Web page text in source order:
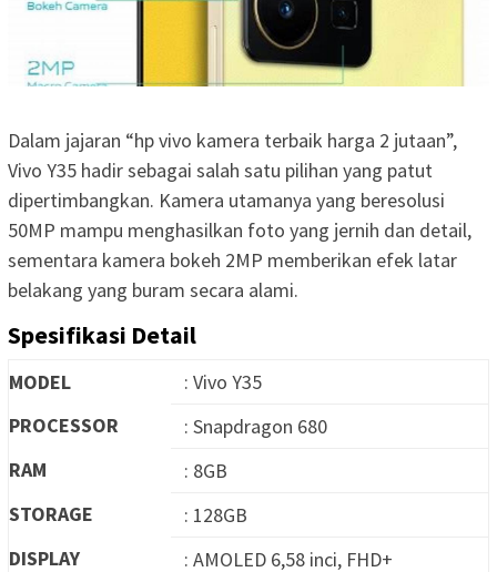
Dalam jajaran “hp vivo kamera terbaik harga 2 jutaan”,
Vivo Y35 hadir sebagai salah satu pilihan yang patut
dipertimbangkan. Kamera utamanya yang beresolusi
50MP mampu menghasilkan foto yang jernih dan detail,
sementara kamera bokeh 2MP memberikan efek latar
belakang yang buram secara alami.
Spesifikasi Detail
MODEL
: Vivo Y35
PROCESSOR
: Snapdragon 680
RAM
: 8GB
STORAGE
: 128GB
DISPLAY
: AMOLED 6,58 inci, FHD+